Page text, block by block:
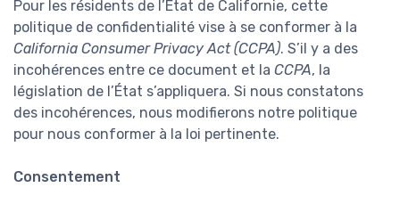
Pour les résidents de l’État de Californie, cette
politique de confidentialité vise à se conformer à la
California Consumer Privacy Act (CCPA). S’il y a des
incohérences entre ce document et la CCPA, la
législation de l’État s’appliquera. Si nous constatons
des incohérences, nous modifierons notre politique
pour nous conformer à la loi pertinente.
Consentement